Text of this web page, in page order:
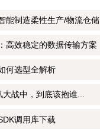
能制造柔性生产/物流仓储
高效稳定的数据传输方案
何选型全解析
战中，到底该抱谁...
调用库下载